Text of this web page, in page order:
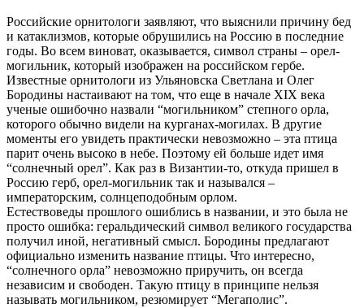
Российские орнитологи заявляют, что выяснили причину бед
и катаклизмов, которые обрушились на Россию в последние
годы. Во всем виноват, оказывается, символ страны – орел-
могильник, который изображен на российском гербе.
Известные орнитологи из Ульяновска Светлана и Олег
Бородины настаивают на том, что еще в начале XIX века
ученые ошибочно назвали “могильником” степного орла,
которого обычно видели на курганах-могилах. В другие
моменты его увидеть практически невозможно – эта птица
парит очень высоко в небе. Поэтому ей больше идет имя
“солнечный орел”. Как раз в Византии-то, откуда пришел в
Россию герб, орел-могильник так и назывался –
императорским, солнцеподобным орлом.
Естествоведы прошлого ошиблись в названии, и это была не
просто ошибка: геральдический символ великого государства
получил иной, негативный смысл. Бородины предлагают
официально изменить название птицы. Что интересно,
“солнечного орла” невозможно приручить, он всегда
независим и свободен. Такую птицу в принципе нельзя
называть могильником, резюмирует “Мегаполис”.